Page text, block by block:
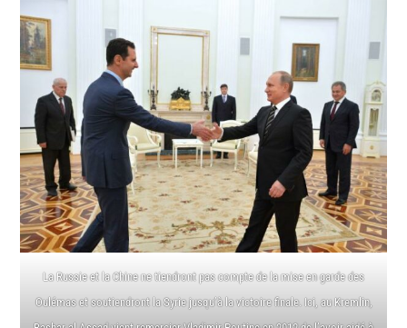
La Russie et la Chine ne tiendront pas compte de la mise en garde des
Oulémas et soutiendront la Syrie jusqu’à la victoire finale. Ici, au Kremlin,